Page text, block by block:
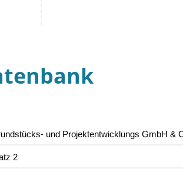
und Projektentwicklungs GmbH &
2